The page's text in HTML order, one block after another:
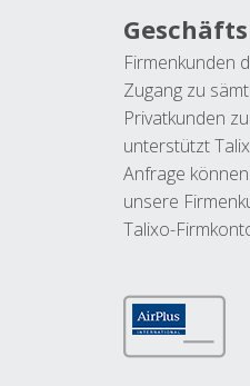
Firmenkunden
Zugang zu
Privatkunden
unterstützt
Anfrage
unsere
Talixo-